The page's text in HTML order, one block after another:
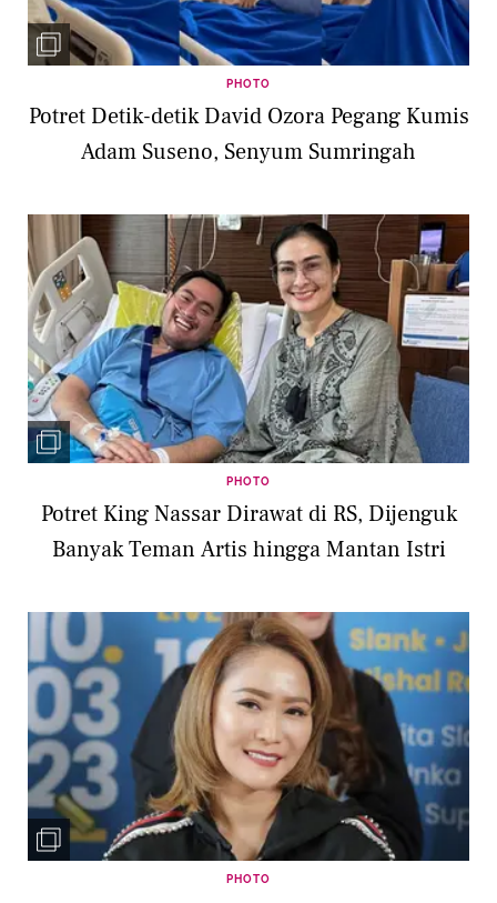
PHOTO
Potret Detik-detik David Ozora Pegang Kumis
Adam Suseno, Senyum Sumringah
PHOTO
Potret King Nassar Dirawat di RS, Dijenguk
Banyak Teman Artis hingga Mantan Istri
PHOTO